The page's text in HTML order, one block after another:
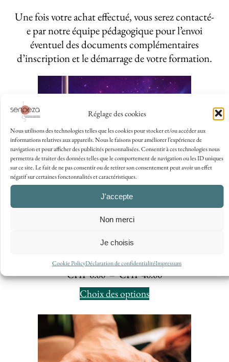
Réglage des cookies
Nous utilisons des technologies telles que les cookies pour stocker et/ou accéder aux
informations relatives aux appareils. Nous le faisons pour améliorer l’expérience de
navigation et pour afficher des publicités personnalisées. Consentir à ces technologies nous
permettra de traiter des données telles que le comportement de navigation ou les ID uniques
sur ce site. Le fait de ne pas consentir ou de retirer son consentement peut avoir un effet
négatif sur certaines fonctonnalités et caractéristiques.
J'accepte
Non merci
Je choisis
Cookie PolicyDéclaration de confidentialitéImpressum
Une fois votre achat effectué, vous serez contacté-
e par notre équipe pédagogique pour l’envoi
éventuel des documents complémentaires
d’inscription et le démarrage de votre formation.
Respiration & Performance sportive(2h) |
CHF0.00–CHF40.00Plage
CHF 0.00
à
CHF 40.00
Choix des options